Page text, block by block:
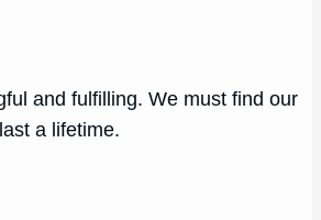
and fulfilling. We must find our
a lifetime.